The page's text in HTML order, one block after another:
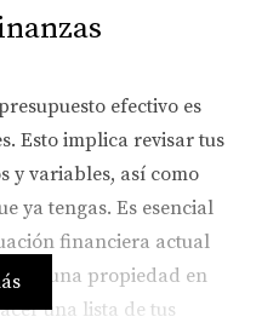
efectivo es
Esto implica revisar tus
y variables, así como
ya tengas. Es esencial
financiera actual
una propiedad en
una lista de tus